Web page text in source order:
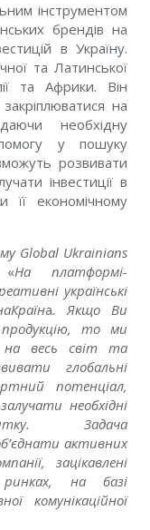
інструментом
брендів на
в Україну.
та Латинської
та Африки. Він
на
необхідну
у пошуку
розвивати
інвестиції в
її економічному
Global Ukrainians
«На платформі-
українські
а. Якщо Ви
продукцію, то ми
на весь світ та
глобальні
потенціал,
необхідні
Задача
активних
зацікавлені
на базі
комунікаційної